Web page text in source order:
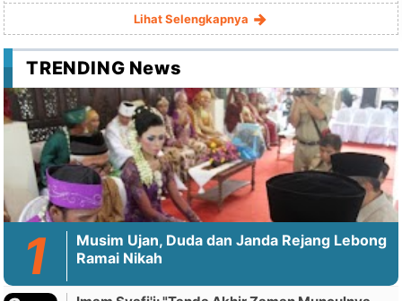
Lihat Selengkapnya
TRENDING News
Musim Ujan, Duda dan Janda Rejang Lebong
Ramai Nikah